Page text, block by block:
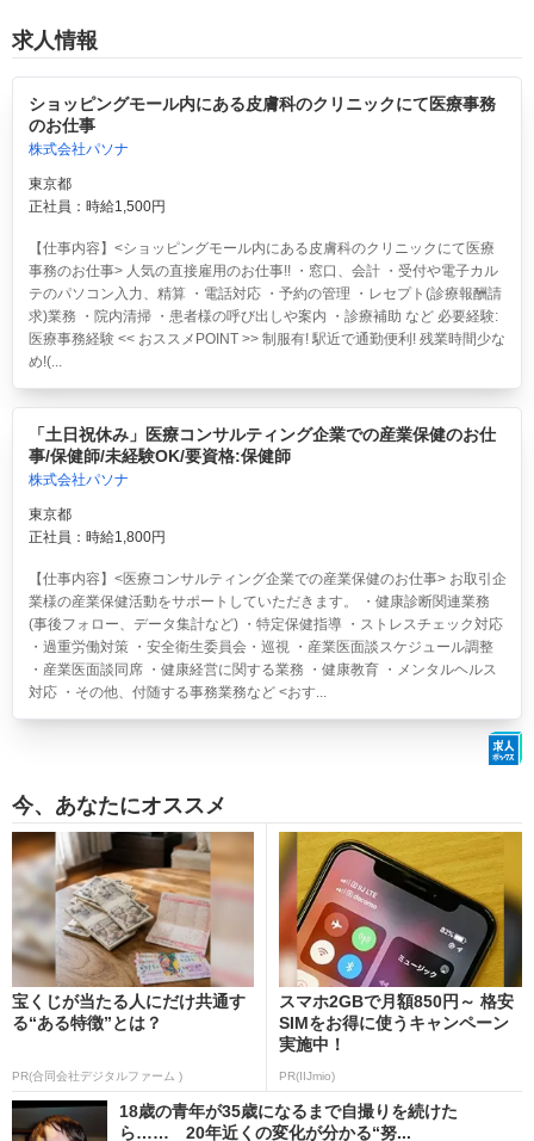
求人情報
ショッピングモール内にある皮膚科のクリニックにて医療事務
のお仕事
株式会社パソナ
東京都
正社員：時給1,500円
【仕事内容】<ショッピングモール内にある皮膚科のクリニックにて医療
事務のお仕事> 人気の直接雇用のお仕事!! ・窓口、会計 ・受付や電子カル
テのパソコン入力、精算 ・電話対応 ・予約の管理 ・レセプト(診療報酬請
求)業務 ・院内清掃 ・患者様の呼び出しや案内 ・診療補助 など 必要経験:
医療事務経験 << おススメPOINT >> 制服有! 駅近で通勤便利! 残業時間少な
め!(...
「土日祝休み」医療コンサルティング企業での産業保健のお仕
事/保健師/未経験OK/要資格:保健師
株式会社パソナ
東京都
正社員：時給1,800円
【仕事内容】<医療コンサルティング企業での産業保健のお仕事> お取引企
業様の産業保健活動をサポートしていただきます。 ・健康診断関連業務
(事後フォロー、データ集計など) ・特定保健指導 ・ストレスチェック対応
・過重労働対策 ・安全衛生委員会・巡視 ・産業医面談スケジュール調整
・産業医面談同席 ・健康経営に関する業務 ・健康教育 ・メンタルヘルス
対応 ・その他、付随する事務業務など <おす...
今、あなたにオススメ
宝くじが当たる人にだけ共通す
る“ある特徴”とは？
PR(合同会社デジタルファーム )
スマホ2GBで月額850円～ 格安
SIMをお得に使うキャンペーン
実施中！
PR(IIJmio)
18歳の青年が35歳になるまで自撮りを続けた
ら…… 20年近くの変化が分かる“努...